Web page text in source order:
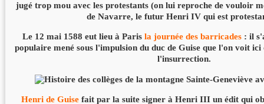
jugé trop mou avec les protestants (on lui reproche de vouloir
de Navarre, le futur Henri IV qui est
Le 12 mai 1588 eut lieu à Parisla journée des barricades : il
populaire mené sous l'impulsion du duc de Guise que l'on voit
l'insurrection.
Henri de Guise fait par la suite signer à Henri III un édit qui